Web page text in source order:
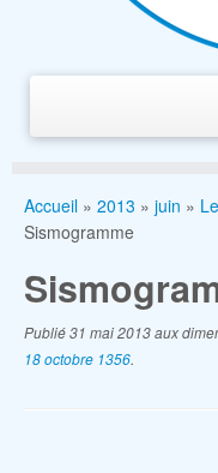
Accueil » 2013 » juin »
Sismogramme
Publié31 mai 2013aux
18 octobre 1356.